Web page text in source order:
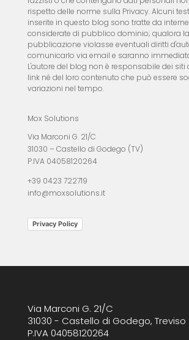
rispetto delle norme sulla Privacy. Alcuni
inserite in questo blog sono tratte da
considerate di pubblico dominio; qualora
pubblicazione violasse eventuali diritti
comunicarlo via email e saranno
L'autore del blog non è responsabile dei siti
link né del loro contenuto che può essere
variazioni nel tempo.
Mox Solutions
Via Marconi G. 21/C
31030 – Castello di Godego (TV)
P.IVA 04058120264
+39 0423 722719
info@moxsolutions.it
Privacy Policy
Via Marconi G. 21/C
31030 - Castello di Godego,
P.IVA 04058120264